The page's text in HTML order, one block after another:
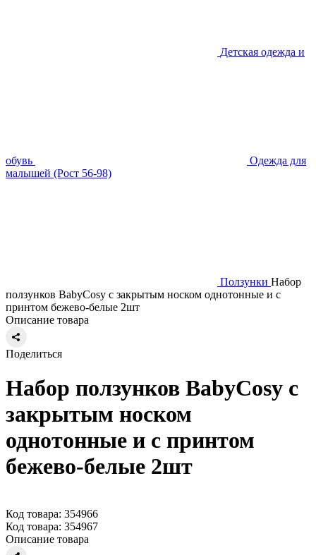
Детская одежда и
обувь
Одежда для
малышей (Рост 56-98)
Ползунки Набор
ползунков BabyCosy с закрытым носком однотонные и с
принтом бежево-белые 2шт
Описание товара
Поделиться
Набор ползунков BabyCosy с
закрытым носком
однотонные и с принтом
бежево-белые 2шт
Код товара: 354966
Код товара: 354967
Описание товара